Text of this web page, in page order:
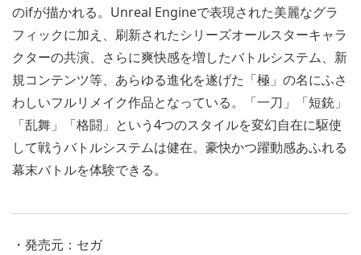
のifが描かれる。Unreal Engineで表現された美麗なグラ
フィックに加え、刷新されたシリーズオールスターキャラ
クターの共演、さらに爽快感を増したバトルシステム、新
規コンテンツ等、あらゆる進化を遂げた「極」の名にふさ
わしいフルリメイク作品となっている。「一刀」「短銃」
「乱舞」「格闘」という4つのスタイルを変幻自在に駆使
して戦うバトルシステムは健在。豪快かつ躍動感あふれる
幕末バトルを体験できる。
・発売元：セガ